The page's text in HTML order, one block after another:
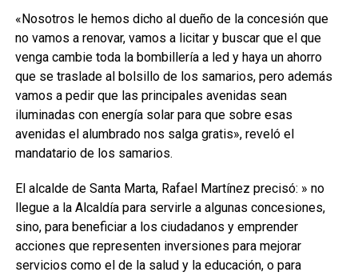
«Nosotros le hemos dicho al dueño de la concesión que
no vamos a renovar, vamos a licitar y buscar que el que
venga cambie toda la bombillería a led y haya un ahorro
que se traslade al bolsillo de los samarios, pero además
vamos a pedir que las principales avenidas sean
iluminadas con energía solar para que sobre esas
avenidas el alumbrado nos salga gratis», reveló el
mandatario de los samarios.
El alcalde de Santa Marta, Rafael Martínez precisó: » no
llegue a la Alcaldía para servirle a algunas concesiones,
sino, para beneficiar a los ciudadanos y emprender
acciones que representen inversiones para mejorar
servicios como el de la salud y la educación, o para